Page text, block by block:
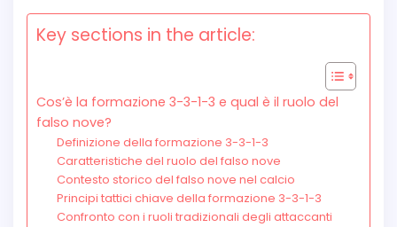
Key sections in the article:
Cos’è la formazione 3-3-1-3 e qual è il ruolo del
falso nove?
Definizione della formazione 3-3-1-3
Caratteristiche del ruolo del falso nove
Contesto storico del falso nove nel calcio
Principi tattici chiave della formazione 3-3-1-3
Confronto con i ruoli tradizionali degli attaccanti